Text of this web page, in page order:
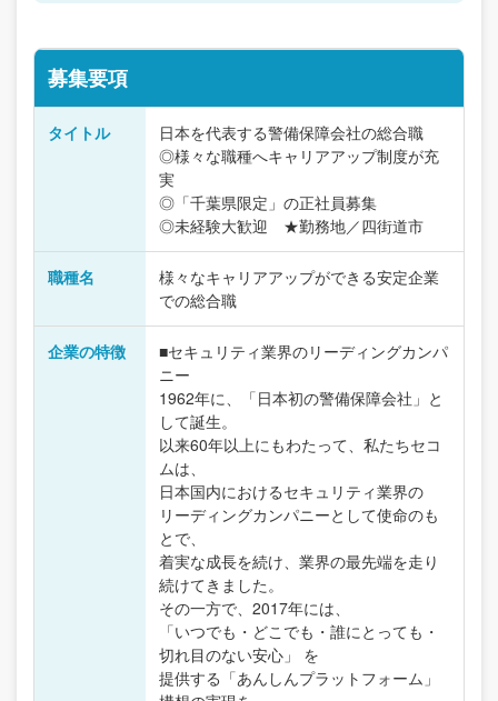
募集要項
タイトル
日本を代表する警備保障会社の総合職
◎様々な職種へキャリアアップ制度が充
実
◎「千葉県限定」の正社員募集
◎未経験大歓迎 ★勤務地／四街道市
職種名
様々なキャリアアップができる安定企業
での総合職
企業の特徴
■セキュリティ業界のリーディングカンパ
ニー
1962年に、「日本初の警備保障会社」と
して誕生。
以来60年以上にもわたって、私たちセコ
ムは、
日本国内におけるセキュリティ業界の
リーディングカンパニーとして使命のも
とで、
着実な成長を続け、業界の最先端を走り
続けてきました。
その一方で、2017年には、
「いつでも・どこでも・誰にとっても・
切れ目のない安心」 を
提供する「あんしんプラットフォーム」